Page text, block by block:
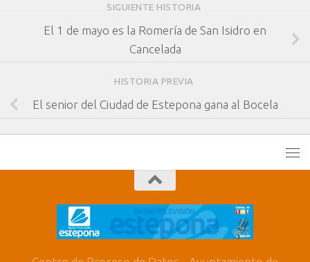
SIGUIENTE HISTORIA
El 1 de mayo es la Romería de San Isidro en
Cancelada
HISTORIA PREVIA
El senior del Ciudad de Estepona gana al Bocela